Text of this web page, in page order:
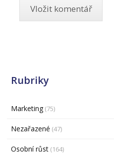
Rubriky
Marketing (75)
Nezařazené (47)
Osobní růst (164)